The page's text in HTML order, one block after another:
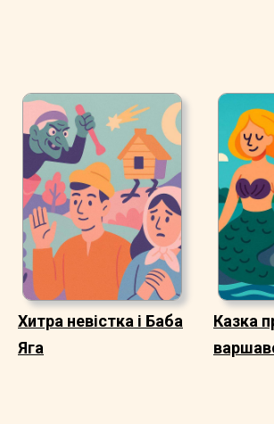
Хитра невістка і Баба
Яга
Казка